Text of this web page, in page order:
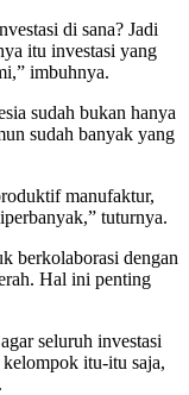
di sana? Jadi
itu investasi yang
imbuhnya.
sudah bukan hanya
sudah banyak yang
manufaktur,
tuturnya.
berkolaborasi dengan
Hal ini penting
seluruh investasi
itu-itu saja,